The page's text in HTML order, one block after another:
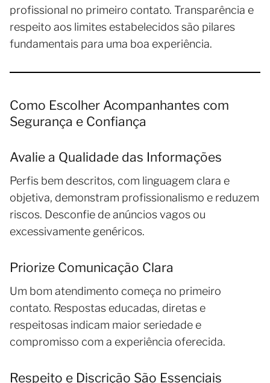
profissional no primeiro contato. Transparência e
respeito aos limites estabelecidos são pilares
fundamentais para uma boa experiência.
Como Escolher Acompanhantes com
Segurança e Confiança
Avalie a Qualidade das Informações
Perfis bem descritos, com linguagem clara e
objetiva, demonstram profissionalismo e reduzem
riscos. Desconfie de anúncios vagos ou
excessivamente genéricos.
Priorize Comunicação Clara
Um bom atendimento começa no primeiro
contato. Respostas educadas, diretas e
respeitosas indicam maior seriedade e
compromisso com a experiência oferecida.
Respeito e Discrição São Essenciais